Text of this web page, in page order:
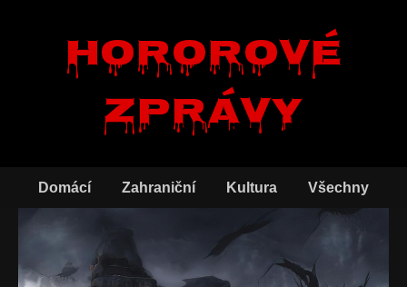
Hororové
zprávy
Domácí Zahraniční Kultura Všechny